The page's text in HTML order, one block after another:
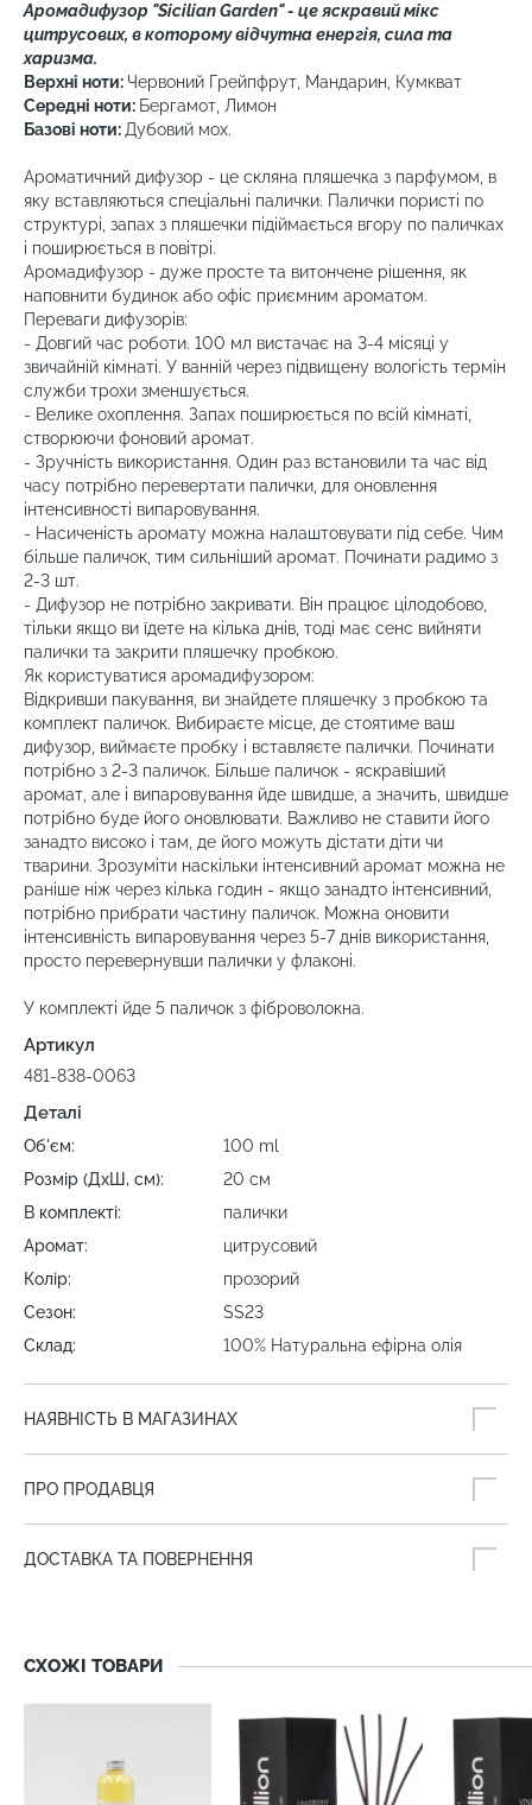
Аромадифузор "Sicilian Garden" - це яскравий мікс
цитрусових, в которому відчутна енергія, сила та
харизма.
Верхні ноти: Червоний Грейпфрут, Мандарин, Кумкват
Середні ноти: Бергамот, Лимон
Базові ноти:Дубовий мох.
Ароматичний дифузор - це скляна пляшечка з парфумом, в
яку вставляються спеціальні палички. Палички пористі по
структурі, запах з пляшечки підіймається вгору по паличках
і поширюється в повітрі.
Аромадифузор - дуже просте та витончене рішення, як
наповнити будинок або офіс приємним ароматом.
Переваги дифузорів:
- Довгий час роботи. 100 мл вистачає на 3-4 місяці у
звичайній кімнаті. У ванній через підвищену вологість термін
служби трохи зменшується.
- Велике охоплення. Запах поширюється по всій кімнаті,
створюючи фоновий аромат.
- Зручність використання. Один раз встановили та час від
часу потрібно перевертати палички, для оновлення
інтенсивності випаровування.
- Насиченість аромату можна налаштовувати під себе. Чим
більше паличок, тим сильніший аромат. Починати радимо з
2-3 шт.
- Дифузор не потрібно закривати. Він працює цілодобово,
тільки якщо ви їдете на кілька днів, тоді має сенс вийняти
палички та закрити пляшечку пробкою.
Як користуватися аромадифузором:
Відкривши пакування, ви знайдете пляшечку з пробкою та
комплект паличок. Вибираєте місце, де стоятиме ваш
дифузор, виймаєте пробку і вставляєте палички. Починати
потрібно з 2-3 паличок. Більше паличок - яскравіший
аромат, але і випаровування йде швидше, а значить, швидше
потрібно буде його оновлювати. Важливо не ставити його
занадто високо і там, де його можуть дістати діти чи
тварини. Зрозуміти наскільки інтенсивний аромат можна не
раніше ніж через кілька годин - якщо занадто інтенсивний,
потрібно прибрати частину паличок. Можна оновити
інтенсивність випаровування через 5-7 днів використання,
просто перевернувши палички у флаконі.
У комплекті йде 5 паличок з фіброволокна.
Артикул
481-838-0063
Деталі
Об'єм:
100 ml
Розмір (ДхШ, см):
20 см
В комплекті:
палички
Аромат:
цитрусовий
Колір:
прозорий
Сезон:
SS23
Склад:
100% Натуральна ефірна олія
НАЯВНІСТЬ В МАГАЗИНАХ
ПРО ПРОДАВЦЯ
ДОСТАВКА ТА ПОВЕРНЕННЯ
СХОЖІ ТОВАРИ